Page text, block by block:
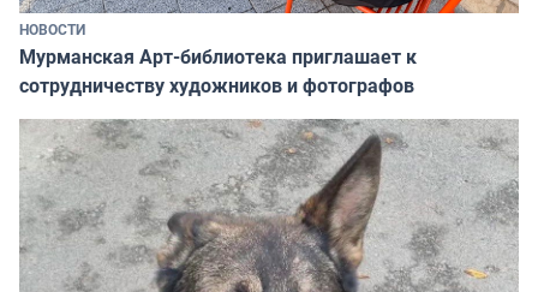
НОВОСТИ
Мурманская Арт-библиотека приглашает к
сотрудничеству художников и фотографов